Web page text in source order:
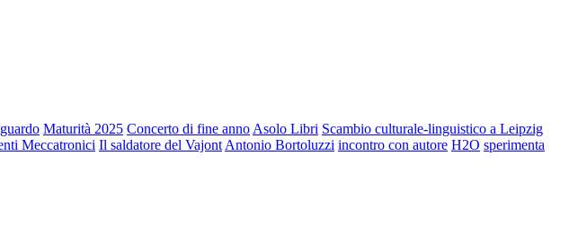
Maturità 2025 Concerto di fine anno Asolo Libri Scambio culturale-linguistico a Leipzig
Meccatronici Il saldatore del Vajont Antonio Bortoluzzi incontro con autore H2O sperimenta